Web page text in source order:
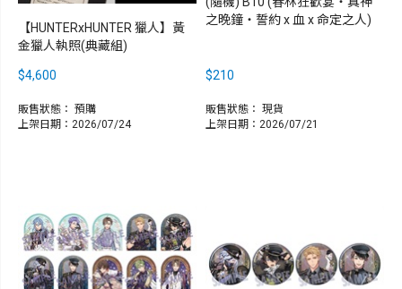
【HUNTERxHUNTER 獵人】黃
金獵人執照(典藏組)
$4,600
販售狀態： 預購
上架日期：2026/07/24
之晚鐘‧誓約 x 血 x 命定之人)
$210
販售狀態： 現貨
上架日期：2026/07/21